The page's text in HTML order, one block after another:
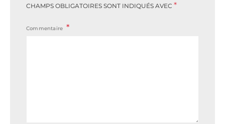
CHAMPS OBLIGATOIRES SONT INDIQUÉS AVEC *
Commentaire